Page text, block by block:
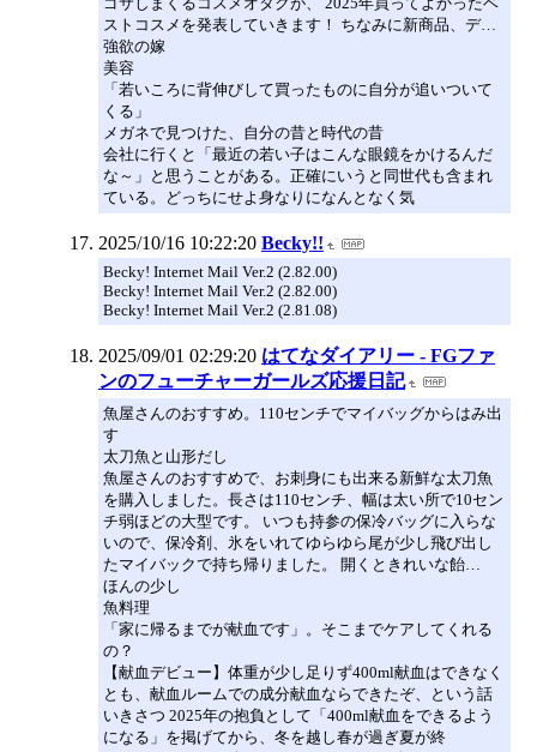
ストコスメを発表していきます！ ちなみに新商品、デ…
強欲の嫁
美容
「若いころに背伸びして買ったものに自分が追いついて
くる」
メガネで見つけた、自分の昔と時代の昔
会社に行くと「最近の若い子はこんな眼鏡をかけるんだ
な～」と思うことがある。正確にいうと同世代も含まれ
ている。どっちにせよ身なりになんとなく気
2025/10/16 10:22:20 Becky!!
Becky! Internet Mail Ver.2 (2.82.00)
Becky! Internet Mail Ver.2 (2.82.00)
Becky! Internet Mail Ver.2 (2.81.08)
2025/09/01 02:29:20 はてなダイアリー - FGファ
ンのフューチャーガールズ応援日記
魚屋さんのおすすめ。110センチでマイバッグからはみ出
す
太刀魚と山形だし
魚屋さんのおすすめで、お刺身にも出来る新鮮な太刀魚
を購入しました。長さは110センチ、幅は太い所で10セン
チ弱ほどの大型です。 いつも持参の保冷バッグに入らな
いので、保冷剤、氷をいれてゆらゆら尾が少し飛び出し
たマイバックで持ち帰りました。 開くときれいな飴…
ほんの少し
魚料理
「家に帰るまでが献血です」。そこまでケアしてくれる
の？
【献血デビュー】体重が少し足りず400ml献血はできなく
とも、献血ルームでの成分献血ならできたぞ、という話
いきさつ 2025年の抱負として「400ml献血をできるよう
になる」を掲げてから、冬を越し春が過ぎ夏が終